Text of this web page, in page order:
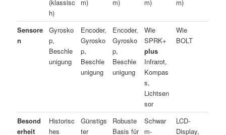
(klassisc
h)
m)
m)
m)
m)
Sensore
n
Gyrosko
p,
Beschle
unigung
Encoder,
Gyrosko
p,
Beschle
unigung
Encoder,
Gyrosko
p,
Beschle
unigung
Wie
SPRK+
plus
Infrarot,
Kompas
s,
Lichtsen
sor
Wie
BOLT
Besond
erheit
Historisc
hes
Günstigs
ter
Robuste
Basis für
Schwar
m-
LCD-
Display,